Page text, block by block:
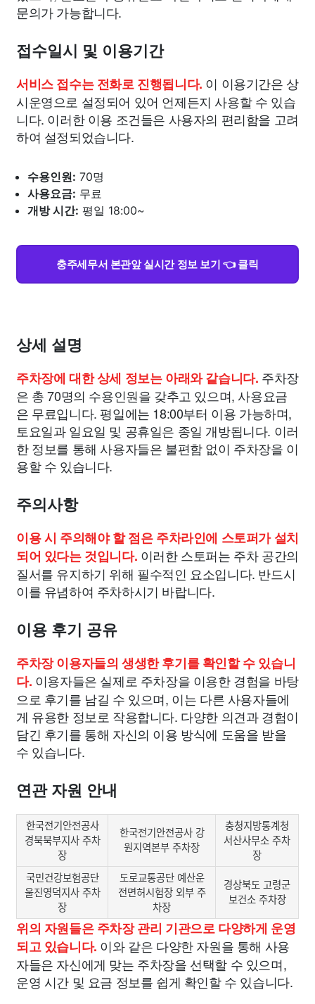
문의가 가능합니다.
접수일시 및 이용기간
서비스 접수는 전화로 진행됩니다. 이 이용기간은 상
시운영으로 설정되어 있어 언제든지 사용할 수 있습
니다. 이러한 이용 조건들은 사용자의 편리함을 고려
하여 설정되었습니다.
수용인원: 70명
사용요금: 무료
개방 시간: 평일 18:00~
충주세무서 본관앞 실시간 정보 보기 👈 클릭
상세 설명
주차장에 대한 상세 정보는 아래와 같습니다. 주차장
은 총 70명의 수용인원을 갖추고 있으며, 사용요금
은 무료입니다. 평일에는 18:00부터 이용 가능하며,
토요일과 일요일 및 공휴일은 종일 개방됩니다. 이러
한 정보를 통해 사용자들은 불편함 없이 주차장을 이
용할 수 있습니다.
주의사항
이용 시 주의해야 할 점은 주차라인에 스토퍼가 설치
되어 있다는 것입니다. 이러한 스토퍼는 주차 공간의
질서를 유지하기 위해 필수적인 요소입니다. 반드시
이를 유념하여 주차하시기 바랍니다.
이용 후기 공유
주차장 이용자들의 생생한 후기를 확인할 수 있습니
다. 이용자들은 실제로 주차장을 이용한 경험을 바탕
으로 후기를 남길 수 있으며, 이는 다른 사용자들에
게 유용한 정보로 작용합니다. 다양한 의견과 경험이
담긴 후기를 통해 자신의 이용 방식에 도움을 받을
수 있습니다.
연관 자원 안내
한국전기안전공사
경북북부지사 주차
장
한국전기안전공사 강
원지역본부 주차장
충청지방통계청
서산사무소 주차
장
국민건강보험공단
울진영덕지사 주차
장
도로교통공단 예산운
전면허시험장 외부 주
차장
경상북도 고령군
보건소 주차장
위의 자원들은 주차장 관리 기관으로 다양하게 운영
되고 있습니다. 이와 같은 다양한 자원을 통해 사용
자들은 자신에게 맞는 주차장을 선택할 수 있으며,
운영 시간 및 요금 정보를 쉽게 확인할 수 있습니다.